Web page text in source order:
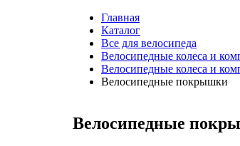
Главная
Каталог
Все для велосипеда
Велосипедные колеса и
Велосипедные колеса и
Велосипедные покрышки
Велосипедные